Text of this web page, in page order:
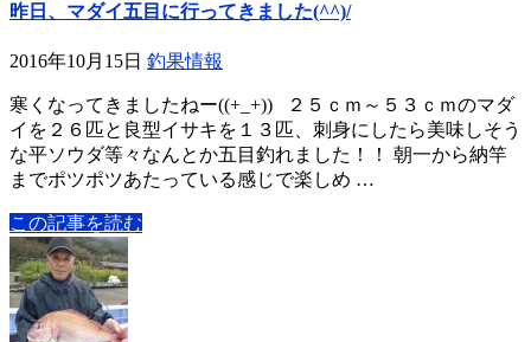
昨日、マダイ五目に行ってきました(^^)/
2016年10月15日 釣果情報
寒くなってきましたねー((+_+)) ２５ｃｍ～５３ｃｍのマダ
イを２６匹と良型イサキを１３匹、刺身にしたら美味しそう
な平ソウダ等々なんとか五目釣れました！！ 朝一から納竿
までポツポツあたっている感じで楽しめ …
この記事を読む